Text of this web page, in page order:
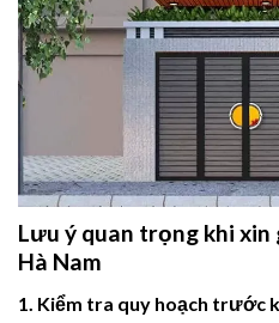
Lưu ý quan trọng khi
Hà Nam
1. Kiểm tra quy hoạch trước